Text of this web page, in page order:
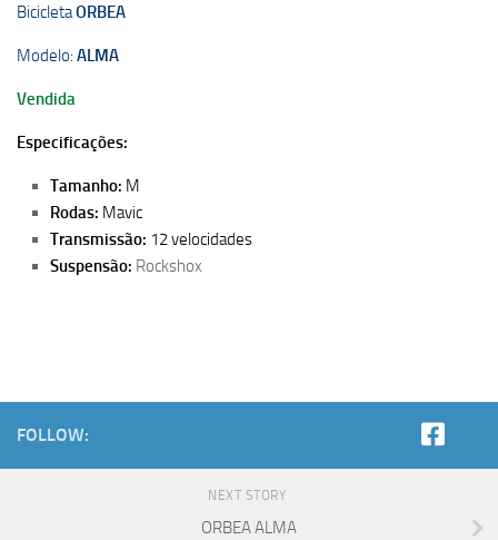
BicicletaORBEA
Modelo: ALMA
Vendida
Especificações:
Tamanho: M
Rodas: Mavic
Transmissão: 12 velocidades
Suspensão: Rockshox
FOLLOW:
NEXT STORY
ORBEA ALMA